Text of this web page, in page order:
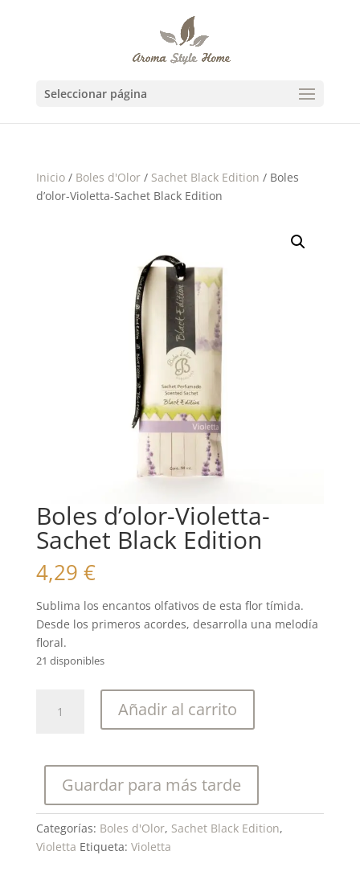
Seleccionar página
Inicio/ Boles d'Olor/ Sachet Black Edition / Boles
d’olor-Violetta-Sachet Black Edition
Boles d’olor-Violetta-
Sachet Black Edition
4,29 €
Sublima los encantos olfativos de esta flor tímida.
Desde los primeros acordes, desarrolla una melodía
floral.
21 disponibles
d'olor-
Black
Edition
cantidad
Añadir al carrito
Guardar para más tarde
Categorías: Boles d'Olor, Sachet Black Edition,
Violetta Etiqueta: Violetta